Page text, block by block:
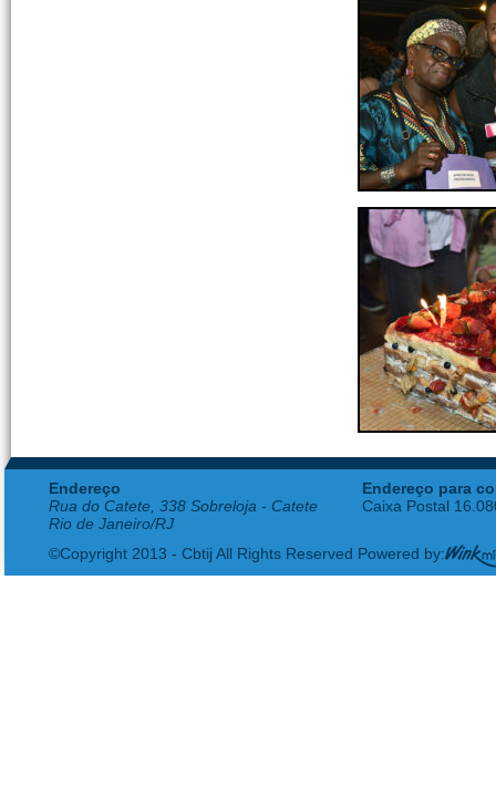
Endereço
Rua do Catete, 338 Sobreloja - Catete
Rio de Janeiro/RJ
Endereço para
Caixa Postal
©Copyright 2013 - Cbtij All Rights Reserved Powered by: